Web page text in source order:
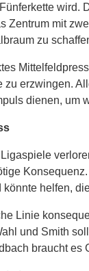
wird.
Zentrum mit
zu
erzwingen.
dienen, um
helfen,
Linie
und Smith
braucht